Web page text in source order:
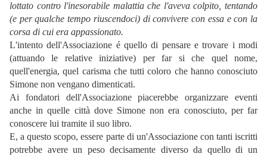
lottato contro l'inesorabile malattia che l'aveva colpito, tentando
(e per qualche tempo riuscendoci) di convivere con essa e con la
corsa di cui era appassionato.
L'intento dell'Associazione é quello di pensare e trovare i modi
(attuando le relative iniziative) per far si che quel nome,
quell'energia, quel carisma che tutti coloro che hanno conosciuto
Simone non vengano dimenticati.
Ai fondatori dell'Associazione piacerebbe organizzare eventi
anche in quelle città dove Simone non era conosciuto, per far
conoscere lui tramite il suo libro.
E, a questo scopo, essere parte di un'Associazione con tanti iscritti
potrebbe avere un peso decisamente diverso da quello di un